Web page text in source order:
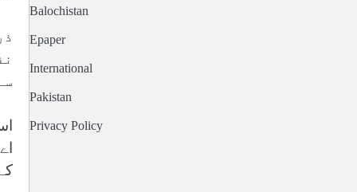
Balochistan
Epaper
International
Pakistan
Privacy Policy